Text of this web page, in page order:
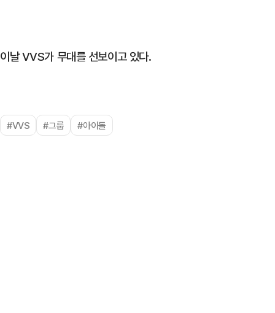
이날 VVS가 무대를 선보이고 있다.
#VVS #그룹 #아이돌